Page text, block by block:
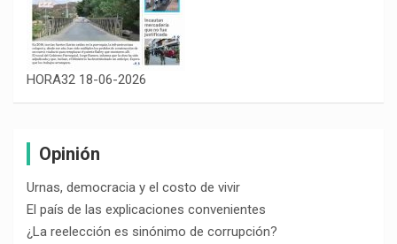
HORA32 18-06-2026
Opinión
Urnas, democracia y el costo de vivir
El país de las explicaciones convenientes
¿La reelección es sinónimo de corrupción?